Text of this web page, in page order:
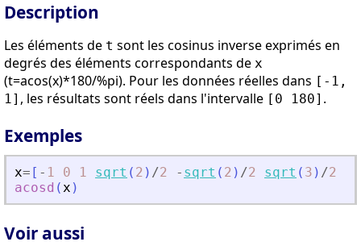
Description
Les éléments de t sont les cosinus inverse exprimés en
degrés des éléments correspondants de x
(t=acos(x)*180/%pi). Pour les données réelles dans [-1,
1] , les résultats sont réels dans l'intervalle [0 180] .
Exemples
x= [ - 1 0 1 sqrt ( 2 ) /2 - sqrt ( 2 ) /2 sqrt ( 3 ) /2
acosd (x )
Voir aussi